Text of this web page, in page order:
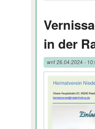
in der
wnf26.04.2024 -